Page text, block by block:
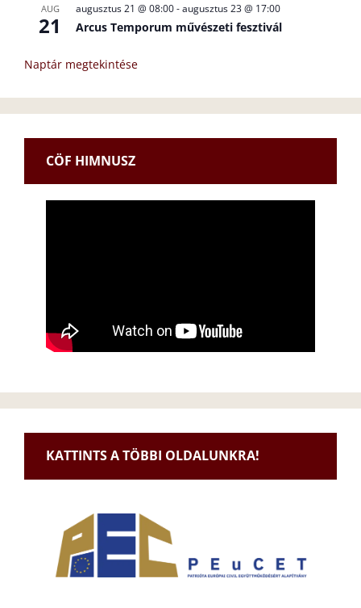
AUG
21
augusztus 21 @ 08:00-augusztus 23 @ 17:00
Arcus Temporum művészeti fesztivál
Naptár megtekintése
CÖF HIMNUSZ
KATTINTS A TÖBBI OLDALUNKRA!